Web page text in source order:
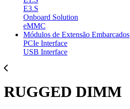
E3.S
Onboard Solution
eMMC
Módulos de Extensão Embarcados
PCIe Interface
USB Interface
RUGGED DIMM